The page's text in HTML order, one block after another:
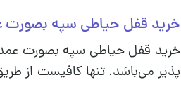
خرید قفل حیاطی سپه بصورت
خرید قفل حیاطی سپه بصورت عمده
پذیر می‌باشد. تنها کافیست از